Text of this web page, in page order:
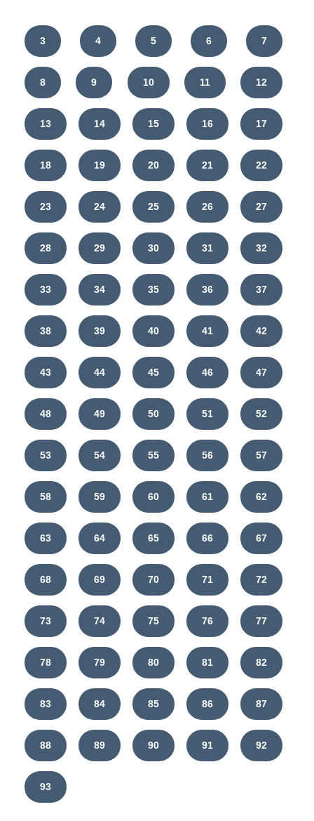
3 4 5 6 7
8 9 10 11 12
13 14 15 16 17
18 19 20 21 22
23 24 25 26 27
28 29 30 31 32
33 34 35 36 37
38 39 40 41 42
43 44 45 46 47
48 49 50 51 52
53 54 55 56 57
58 59 60 61 62
63 64 65 66 67
68 69 70 71 72
73 74 75 76 77
78 79 80 81 82
83 84 85 86 87
88 89 90 91 92
93